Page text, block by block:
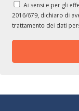
Ai sensi e per gli
2016/679, dichiaro di
trattamento dei dati